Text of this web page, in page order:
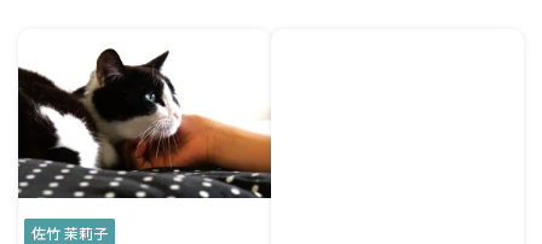
佐竹 茉莉子